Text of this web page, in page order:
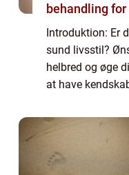
behandling
Introduktion: Er
sund livsstil?
helbred og øge
at have
en sund kost.